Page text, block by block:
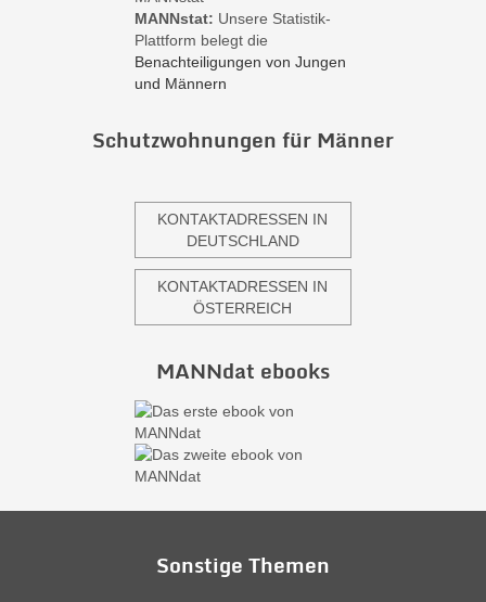
MANNstat: Unsere Statistik-
Plattform belegt die
Benachteiligungen von Jungen
und Männern
Schutzwohnungen für Männer
KONTAKTADRESSEN IN
DEUTSCHLAND
KONTAKTADRESSEN IN
ÖSTERREICH
MANNdat ebooks
Sonstige Themen